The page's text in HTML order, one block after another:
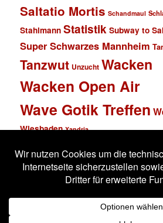
Saltatio Mortis Schandmaul
Stahlmann Statistik Subway to
Super Schwarzes Mannheim
Tanzwut Unzucht Wacken
Wacken Open Air
Wave Gotik Treffen
Wiesbaden Xandria
Impressum